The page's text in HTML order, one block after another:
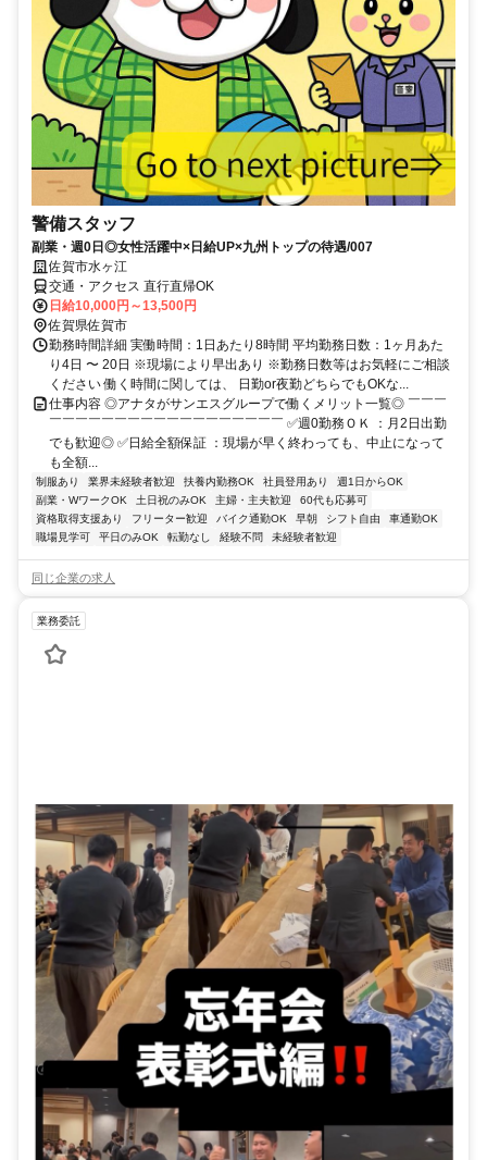
警備スタッフ
副業・週0日◎女性活躍中×日給UP×九州トップの待遇/007
佐賀市水ヶ江
交通・アクセス 直行直帰OK
日給10,000円～13,500円
佐賀県佐賀市
勤務時間詳細 実働時間：1日あたり8時間 平均勤務日数：1ヶ月あた
り4日 〜 20日 ※現場により早出あり ※勤務日数等はお気軽にご相談
ください 働く時間に関しては、 日勤or夜勤どちらでもOKな...
仕事内容 ◎アナタがサンエスグループで働くメリット一覧◎ ￣￣￣
￣￣￣￣￣￣￣￣￣￣￣￣￣￣￣￣￣￣ ✅週0勤務ＯＫ ：月2日出勤
でも歓迎◎ ✅日給全額保証 ：現場が早く終わっても、中止になって
も全額...
制服あり 業界未経験者歓迎 扶養内勤務OK 社員登用あり
週1日からOK
副業・WワークOK
土日祝のみOK 主婦・主夫歓迎
60代も応募可
資格取得支援あり
フリーター歓迎 バイク通勤OK 早朝 シフト自由
車通勤OK
職場見学可
平日のみOK 転勤なし 経験不問 未経験者歓迎
同じ企業の求人
業務委託